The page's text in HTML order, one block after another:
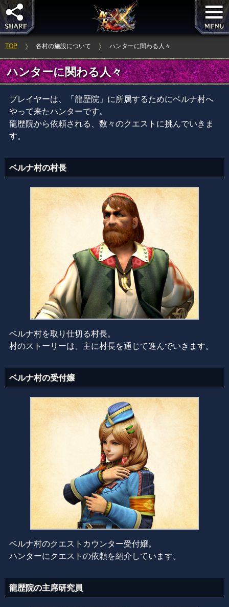
TOP 各村の施設について ハンターに関わる人々
ハンターに関わる人々
プレイヤーは、「龍歴院」に所属するためにベルナ村へ
やって来たハンターです。
龍歴院から依頼される、数々のクエストに挑んでいきま
す。
ベルナ村の村長
ベルナ村を取り仕切る村長。
村のストーリーは、主に村長を通じて進んでいきます。
ベルナ村の受付嬢
ベルナ村のクエストカウンター受付嬢。
ハンターにクエストの依頼を紹介しています。
龍歴院の主席研究員